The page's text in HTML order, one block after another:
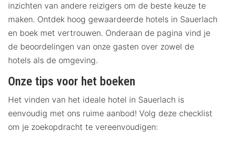
inzichten van andere reizigers om de beste keuze te
maken. Ontdek hoog gewaardeerde hotels in Sauerlach
en boek met vertrouwen. Onderaan de pagina vind je
de beoordelingen van onze gasten over zowel de
hotels als de omgeving.
Onze tips voor het boeken
Het vinden van het ideale hotel in Sauerlach is
eenvoudig met ons ruime aanbod! Volg deze checklist
om je zoekopdracht te vereenvoudigen: